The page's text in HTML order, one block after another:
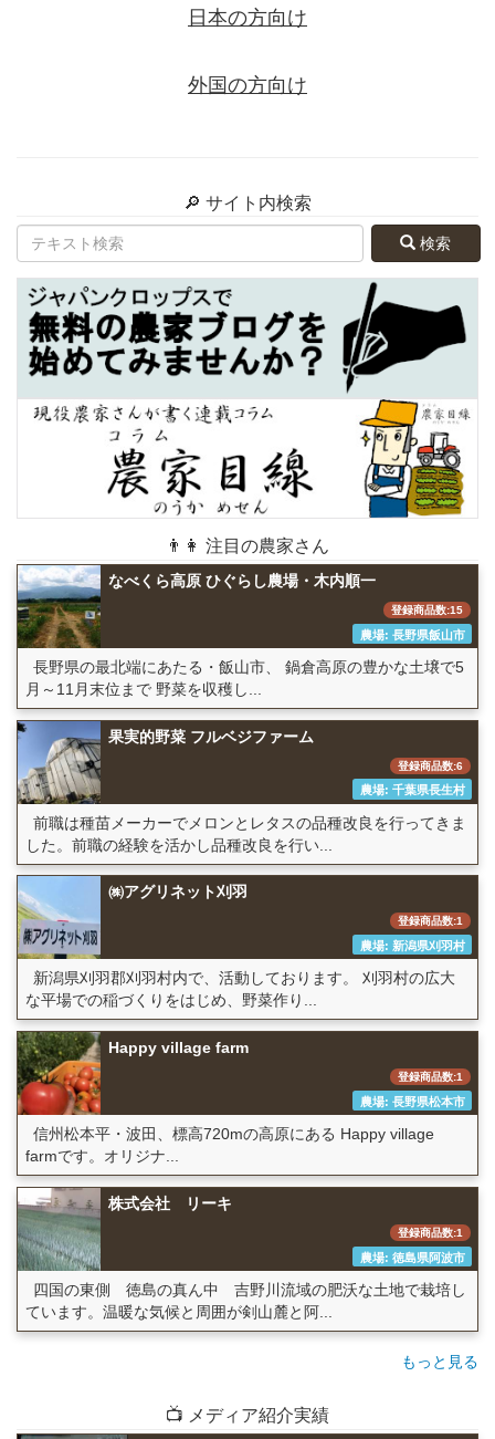
日本の方向け
外国の方向け
🔎 サイト内検索
検索
👨👩 注目の農家さん
なべくら高原 ひぐらし農場・木内順一
登録商品数:15
農場: 長野県飯山市
長野県の最北端にあたる・飯山市、 鍋倉高原の豊かな土壌で5
月～11月末位まで 野菜を収穫し...
果実的野菜 フルベジファーム
登録商品数:6
農場: 千葉県長生村
前職は種苗メーカーでメロンとレタスの品種改良を行ってきま
した。前職の経験を活かし品種改良を行い...
㈱アグリネット刈羽
登録商品数:1
農場: 新潟県刈羽村
新潟県刈羽郡刈羽村内で、活動しております。 刈羽村の広大
な平場での稲づくりをはじめ、野菜作り...
Happy village farm
登録商品数:1
農場: 長野県松本市
信州松本平・波田、標高720mの高原にある Happy village
farmです。オリジナ...
株式会社 リーキ
登録商品数:1
農場: 徳島県阿波市
四国の東側 徳島の真ん中 吉野川流域の肥沃な土地で栽培し
ています。温暖な気候と周囲が剣山麓と阿...
もっと見る
📺 メディア紹介実績